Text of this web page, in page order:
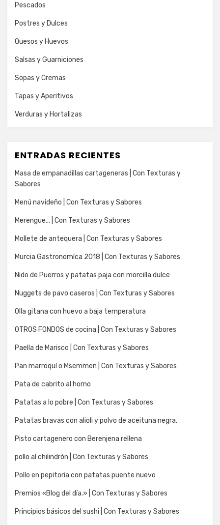
Pescados
Postres y Dulces
Quesos y Huevos
Salsas y Guarniciones
Sopas y Cremas
Tapas y Aperitivos
Verduras y Hortalizas
ENTRADAS RECIENTES
Masa de empanadillas cartageneras | Con Texturas y
Sabores
Menú navideño | Con Texturas y Sabores
Merengue… | Con Texturas y Sabores
Mollete de antequera | Con Texturas y Sabores
Murcia Gastronomíca 2018 | Con Texturas y Sabores
Nido de Puerros y patatas paja con morcilla dulce
Nuggets de pavo caseros | Con Texturas y Sabores
Olla gitana con huevo a baja temperatura
OTROS FONDOS de cocina | Con Texturas y Sabores
Paella de Marisco | Con Texturas y Sabores
Pan marroquí o Msemmen | Con Texturas y Sabores
Pata de cabrito al horno
Patatas a lo pobre | Con Texturas y Sabores
Patatas bravas con alioli y polvo de aceituna negra.
Pisto cartagenero con Berenjena rellena
pollo al chilindrón | Con Texturas y Sabores
Pollo en pepitoria con patatas puente nuevo
Premios «Blog del día.» | Con Texturas y Sabores
Principios básicos del sushi | Con Texturas y Sabores